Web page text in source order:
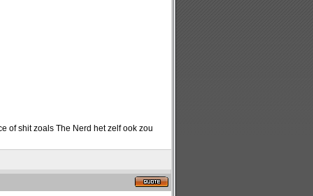
of shit zoals The Nerd het zelf ook zou